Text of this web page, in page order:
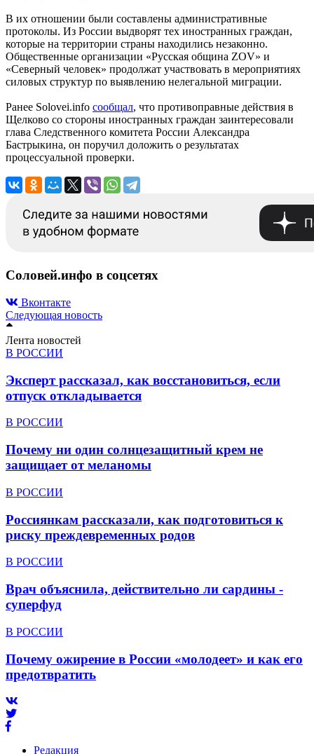
В их отношении были составлены административные
протоколы. Из России выдворят тех иностранных граждан,
которые на территории страны находились незаконно.
Общественные организации «Русская община ZOV» и
«Северный человек» продолжат участвовать в мероприятиях
силовых структур по выявлению нелегальной миграции.
Ранее Solovei.info сообщал, что противоправные действия в
Щелково со стороны иностранных граждан заинтересовали
глава Следственного комитета России Александра
Бастрыкина, он поручил доложить о результатах
процессуальной проверки.
Соловей.инфо в соцсетях
Вконтакте
Следующая новость
Лента новостей
В РОССИИ
Эксперт рассказал, как восстановиться, если
отпуск откладывается
В РОССИИ
Почему ни один солнцезащитный крем не
защищает от меланомы
В РОССИИ
Россиянкам рассказали, как подготовиться к
риску преждевременных родов
В РОССИИ
Врач объяснила, действительно ли сардины -
суперфуд
В РОССИИ
Почему ожирение в России «молодеет» и как его
предотвратить
Редакция